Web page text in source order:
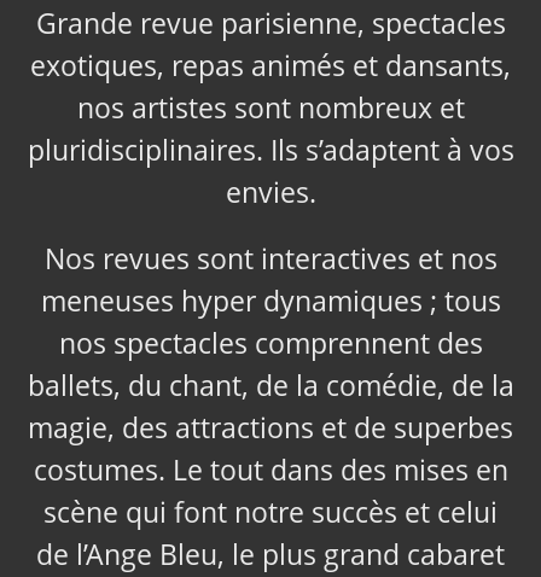
Grande revue parisienne, spectacles
exotiques, repas animés et dansants,
nos artistes sont nombreux et
pluridisciplinaires. Ils s’adaptent à vos
envies.
Nos revues sont interactives et nos
meneuses hyper dynamiques ; tous
nos spectacles comprennent des
ballets, du chant, de la comédie, de la
magie, des attractions et de superbes
costumes. Le tout dans des mises en
scène qui font notre succès et celui
de l’Ange Bleu, le plus grand cabaret